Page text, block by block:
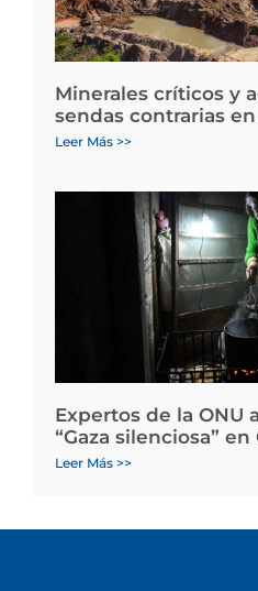
Minerales críticos y
sendas contrarias
Leer Más >>
Expertos de la ONU
“Gaza silenciosa” en
Leer Más >>